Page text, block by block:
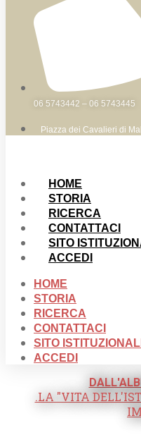
06 5743442 – 06 5743445
Piazza dei Cavalieri di
HOME
STORIA
RICERCA
CONTATTACI
SITO
ACCEDI
HOME
STORIA
RICERCA
CONTATTACI
SITO
ACCEDI
.LA "VITA